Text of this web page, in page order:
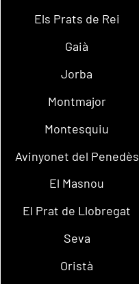
Els Prats de Rei
Gaià
Jorba
Montmajor
Montesquiu
Avinyonet del Penedès
El Masnou
El Prat de Llobregat
Seva
Oristà